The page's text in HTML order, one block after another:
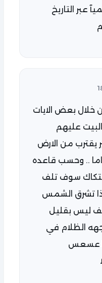
عبر التاريخ
بعض الايات
عليهم
يقترب من الارض
.. وحسب قاعده
سوف تلف
تشرق الشمس
ليس بقليل
الظلام في
عسعس